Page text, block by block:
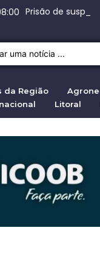
Prisão de
STF autoriza
O Assassinato de
Range Rover
Justiça pela
da Região
Litoral